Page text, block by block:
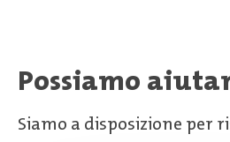
Possiamo
Siamo a disposizione per